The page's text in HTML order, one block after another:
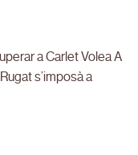
a Carlet Volea A
s’imposà a